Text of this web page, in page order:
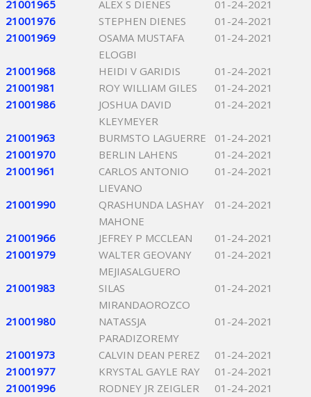
21001965 ALEX S DIENES
01-24-2021
21001976
STEPHEN DIENES
01-24-2021
21001969
OSAMA MUSTAFA
ELOGBI
01-24-2021
21001968 HEIDI V GARIDIS
01-24-2021
21001981
ROY WILLIAM GILES
01-24-2021
21001986
JOSHUA DAVID
KLEYMEYER
01-24-2021
21001963 BURMSTO LAGUERRE
01-24-2021
21001970
BERLIN LAHENS
01-24-2021
21001961
CARLOS ANTONIO
LIEVANO
01-24-2021
21001990
QRASHUNDA LASHAY
MAHONE
01-24-2021
21001966 JEFREY P MCCLEAN
01-24-2021
21001979
WALTER GEOVANY
MEJIASALGUERO
01-24-2021
21001983
SILAS
MIRANDAOROZCO
01-24-2021
21001980
NATASSJA
PARADIZOREMY
01-24-2021
21001973 CALVIN DEAN PEREZ
01-24-2021
21001977
KRYSTAL GAYLE RAY
01-24-2021
21001996
RODNEY JR ZEIGLER
01-24-2021